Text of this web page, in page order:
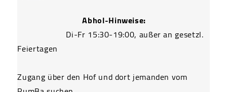
Abhol-Hinweise:
Feiertagen
Zugang über den Hof und dort jemanden vom